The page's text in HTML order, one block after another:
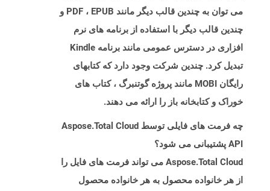
می توان به چندین قالب دیگر مانند PDF ، EPUB و
چندین قالب دیگر با استفاده از برنامه های نرم
افزاری در دسترس عمومی مانند برنامه Kindle
تبدیل کرد. چندین شرکت وجود دارد که کتابهای
رایگان MOBI مانند پروژه گوتنبرگ ، کتاب های
خوراک و کتابخانه باز را ارائه می دهند.
چه فرمت های فایلی توسط Aspose.Total Cloud
API پشتیبانی می شود؟
Aspose.Total Cloud می تواند فرمت های فایل را
از هر خانواده محصول به هر خانواده محصول